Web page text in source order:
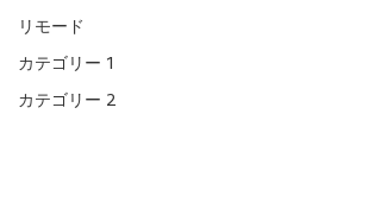
リモード
カテゴリー 1
カテゴリー 2